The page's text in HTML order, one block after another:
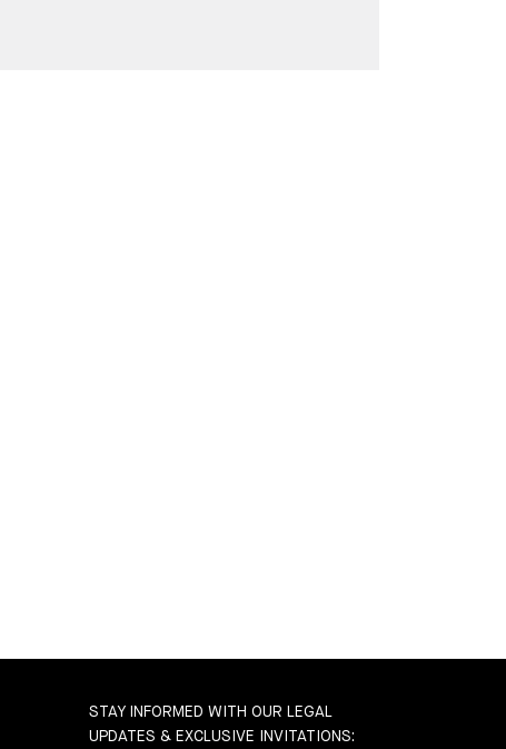
STAY INFORMED WITH OUR LEGAL
UPDATES & EXCLUSIVE INVITATIONS: